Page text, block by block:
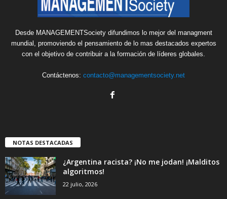
Desde MANAGEMENTSociety difundimos lo mejor del managment
mundial, promoviendo el pensamiento de lo mas destacados expertos
con el objetivo de contribuir a la formación de líderes globales.
Contáctenos: contacto@managementsociety.net
NOTAS DESTACADAS
¿Argentina racista? ¡No me jodan! ¡Malditos
algoritmos!
22 julio, 2026